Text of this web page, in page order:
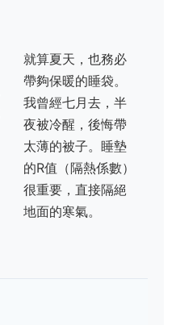
就算夏天，也務必
帶夠保暖的睡袋。
我曾經七月去，半
夜被冷醒，後悔帶
太薄的被子。睡墊
的R值（隔熱係數）
很重要，直接隔絕
地面的寒氣。